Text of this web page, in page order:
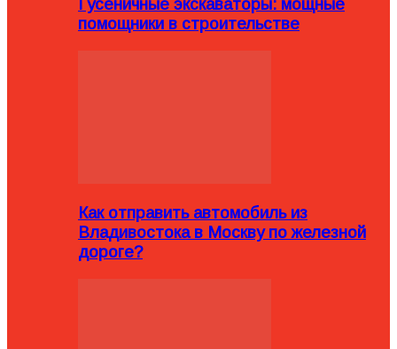
Гусеничные экскаваторы: мощные
помощники в строительстве
Как отправить автомобиль из
Владивостока в Москву по железной
дороге?